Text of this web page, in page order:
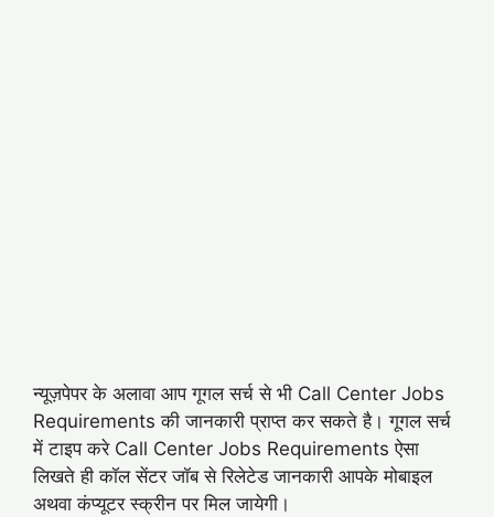
न्यूज़पेपर के अलावा आप गूगल सर्च से भी Call Center Jobs
Requirements की जानकारी प्राप्त कर सकते है। गूगल सर्च
में टाइप करे Call Center Jobs Requirements ऐसा
लिखते ही कॉल सेंटर जॉब से रिलेटेड जानकारी आपके मोबाइल
अथवा कंप्यूटर स्क्रीन पर मिल जायेगी।